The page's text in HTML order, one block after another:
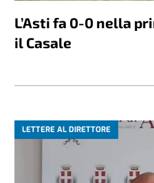
L’Asti fa 0-0 nella
il Casale
LETTERE AL DIRETTORE